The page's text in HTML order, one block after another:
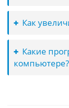
Как
Какие
компьютере?